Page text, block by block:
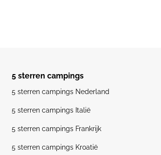
5 sterren campings
5 sterren campings Nederland
5 sterren campings Italië
5 sterren campings Frankrijk
5 sterren campings Kroatië